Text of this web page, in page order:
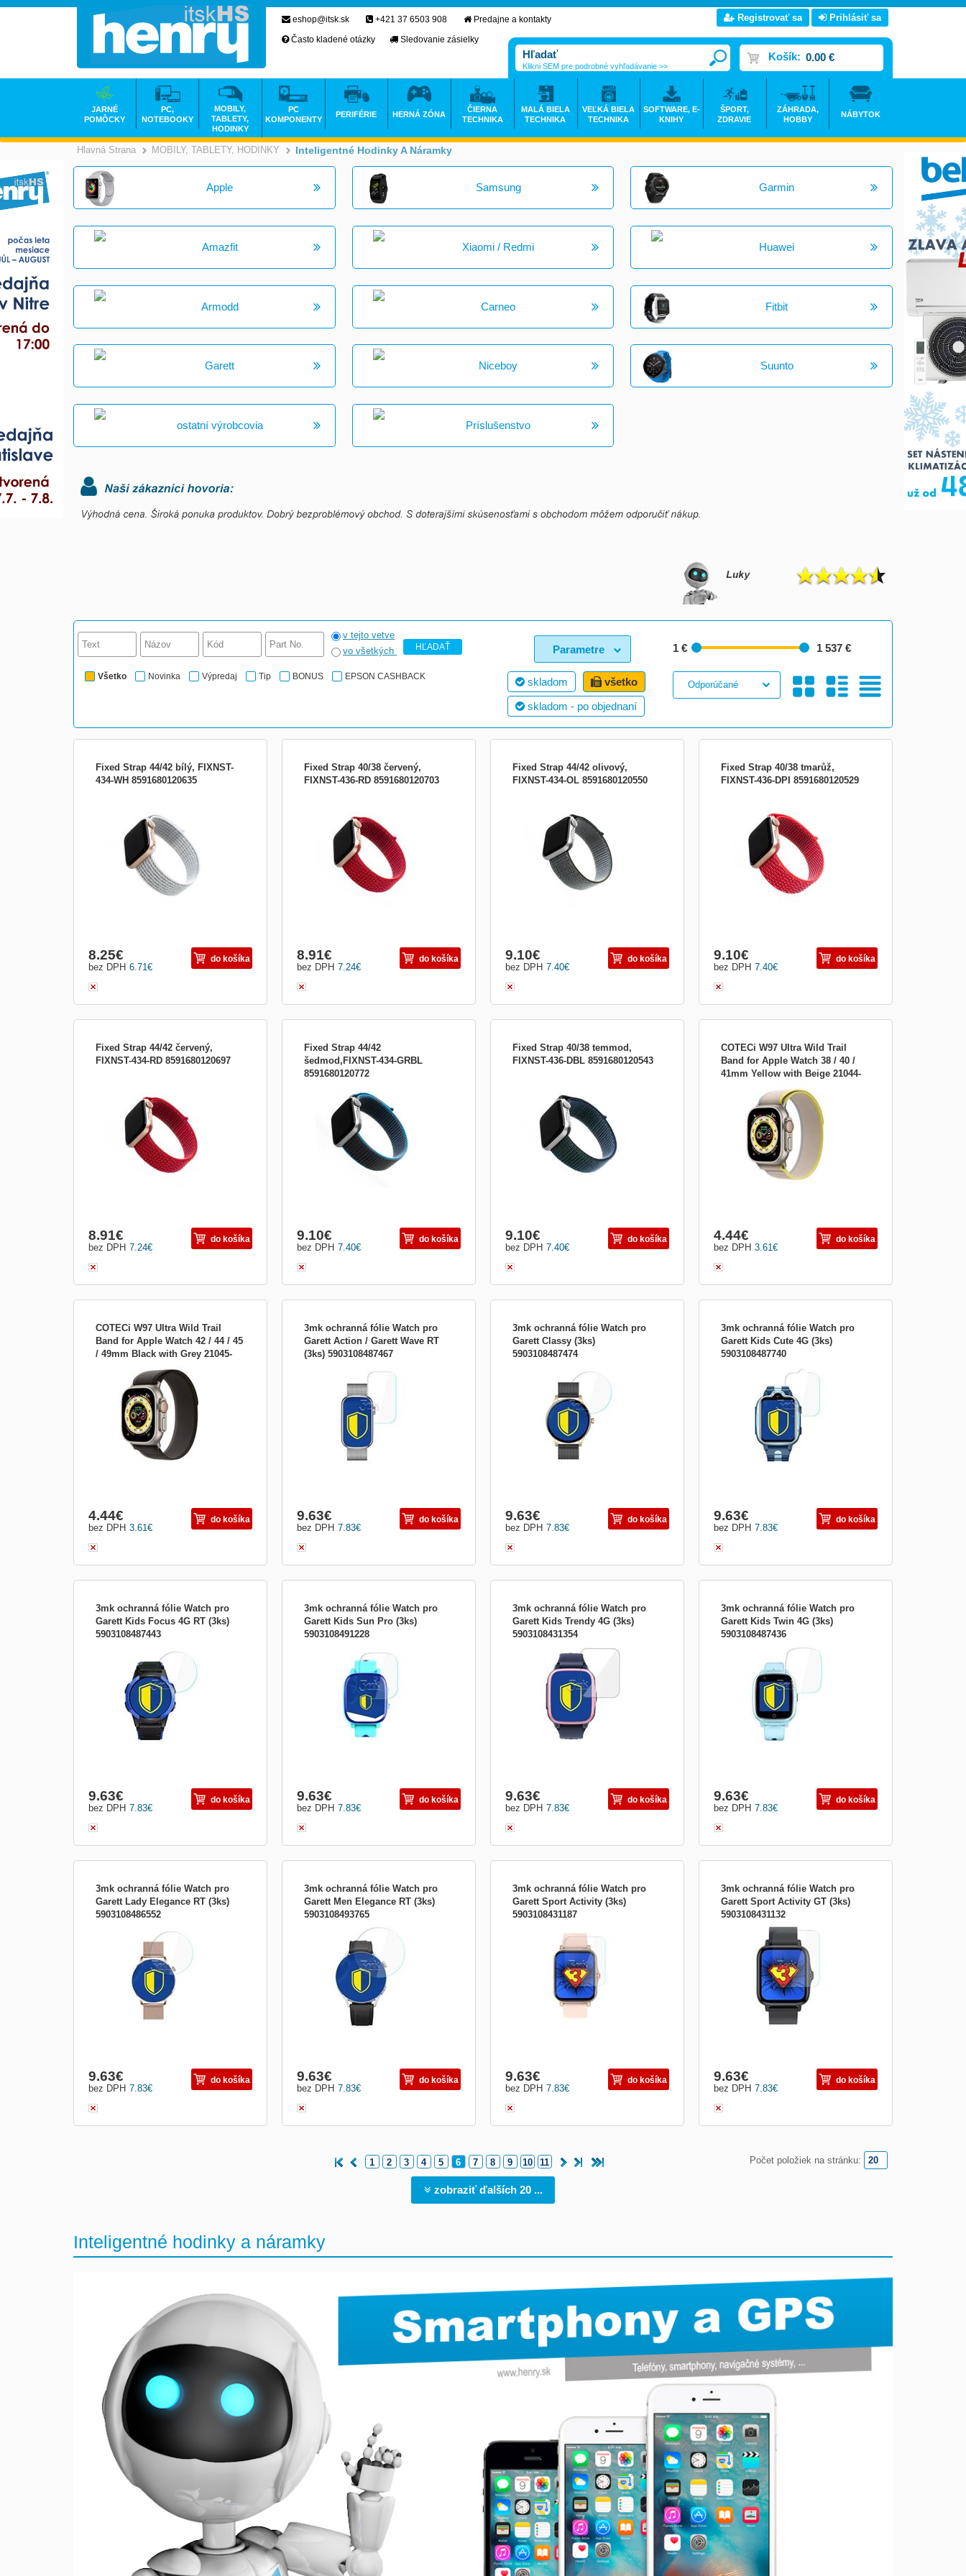
Hlavná Strana >
MOBILY, TABLETY, HODINKY >
Inteligentné Hodinky A Náramky
Apple Samsung Garmin
Amazfit Xiaomi / Redmi Huawei
Armodd Carneo Fitbit
Garett Niceboy Suunto
ostatní výrobcovia Príslušenstvo
1 € 1 537 €
skladom
všetko
skladom - po objednaní
Parametre
v tejto vetve
vo všetkých
HĽADAŤ
Všetko Novinka Výpredaj Tip BONUS EPSON CASHBACK
Fixed Strap 44/42 bílý, FIXNST-
434-WH 8591680120635
Apple Watch 44mm/ Watch 42mm, bílý
6.71 €
bez DPH
8.25€ do košíka
Fixed Strap 40/38 červený,
FIXNST-436-RD 8591680120703
7.24€
bez DPH
8.91€ do košíka
Fixed Strap 44/42 olivový,
FIXNST-434-OL 8591680120550
Apple Watch 44mm/ Watch 42mm, olivový
7.40€
bez DPH
9.10€ do košíka
Fixed Strap 40/38 tmarůž,
FIXNST-436-DPI 8591680120529
Apple Watch 40mm/ Watch 38mm, tmavě
7.40€
bez DPH
9.10€ do košíka
Fixed Strap 44/42 červený,
FIXNST-434-RD 8591680120697
7.24€
bez DPH
8.91€ do košíka
Fixed Strap 44/42
šedmod,FIXNST-434-GRBL
8591680120772
Apple Watch 44mm/ Watch 42mm,
šedomodrý
7.40€
bez DPH
9.10€ do košíka
Fixed Strap 40/38 temmod,
FIXNST-436-DBL 8591680120543
Apple Watch 40mm/ Watch 38mm, temně
7.40€
bez DPH
9.10€ do košíka
COTECi W97 Ultra Wild Trail
Band for Apple Watch 38 / 40 /
41mm Yellow with Beige 21044-
3.61 €
bez DPH
4.44€ do košíka
COTECi W97 Ultra Wild Trail
Band for Apple Watch 42 / 44 / 45
/ 49mm Black with Grey 21045-
3.61 €
bez DPH
4.44€ do košíka
3mk ochranná fólie Watch pro
Garett Action / Garett Wave RT
(3ks) 5903108487467
7.83€
bez DPH
9.63€ do košíka
3mk ochranná fólie Watch pro
Garett Classy (3ks)
5903108487474
7.83€
bez DPH
9.63€ do košíka
3mk ochranná fólie Watch pro
Garett Kids Cute 4G (3ks)
5903108487740
7.83€
bez DPH
9.63€ do košíka
3mk ochranná fólie Watch pro
Garett Kids Focus 4G RT (3ks)
5903108487443
7.83€
bez DPH
9.63€ do košíka
3mk ochranná fólie Watch pro
Garett Kids Sun Pro (3ks)
5903108491228
7.83€
bez DPH
9.63€ do košíka
3mk ochranná fólie Watch pro
Garett Kids Trendy 4G (3ks)
5903108431354
7.83€
bez DPH
9.63€ do košíka
3mk ochranná fólie Watch pro
Garett Kids Twin 4G (3ks)
5903108487436
7.83€
bez DPH
9.63€ do košíka
3mk ochranná fólie Watch pro
Garett Lady Elegance RT (3ks)
5903108486552
7.83€
bez DPH
9.63€ do košíka
3mk ochranná fólie Watch pro
Garett Men Elegance RT (3ks)
5903108493765
Príslušenstvo pre nositeľnosť:Fólie na
7.83€
bez DPH
9.63€ do košíka
3mk ochranná fólie Watch pro
Garett Sport Activity (3ks)
5903108431187
7.83€
bez DPH
9.63€ do košíka
3mk ochranná fólie Watch pro
Garett Sport Activity GT (3ks)
5903108431132
Príslušenstvo pre nositeľnosť:Fólie na
7.83€
bez DPH
9.63€ do košíka
Počet položiek na stránku:
1 2 3 4 5 6 7 8 9 10 11
zobraziť ďalších 20 ...
Inteligentné hodinky a náramky
eshop@itsk.sk +421 37 6503 908
Predajne a kontakty
Často kladené otázky
Sledovanie zásielky
Registrovať sa Prihlásiť sa
Košík: 0.00 €
Klikni SEM pre podrobné vyhľadávanie >>
JARNÉ
POMÔCKY
PC,
NOTEBOOKY
MOBILY,
TABLETY,
HODINKY
PC
KOMPONENTY
PERIFÉRIE HERNÁ ZÓNA
ČIERNA
TECHNIKA
MALÁ BIELA
TECHNIKA
VEĽKÁ BIELA
TECHNIKA
SOFTWARE, E-
KNIHY
ŠPORT,
ZDRAVIE
ZÁHRADA,
HOBBY
NÁBYTOK